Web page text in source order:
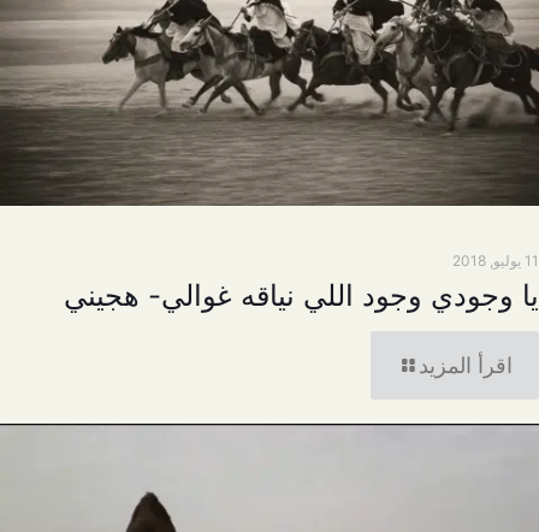
11 يوليو, 2018
يا وجودي وجود اللي نياقه غوالي- هجيني
اقرأ المزيد